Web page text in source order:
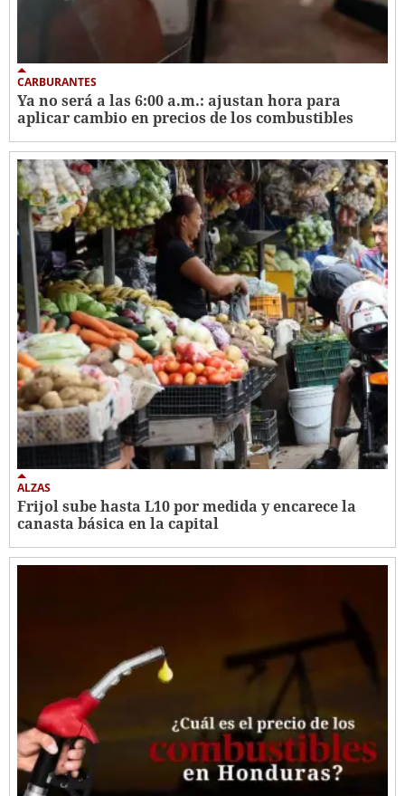
CARBURANTES
Ya no será a las 6:00 a.m.: ajustan hora para
aplicar cambio en precios de los combustibles
ALZAS
Frijol sube hasta L10 por medida y encarece la
canasta básica en la capital